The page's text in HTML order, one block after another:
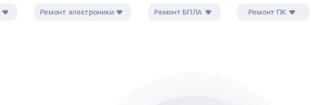
Ремонт электроники Ремонт БПЛА Ремонт ПК